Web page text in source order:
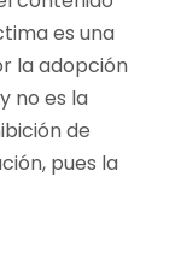
es una
la adopción
no es la
de
pues la